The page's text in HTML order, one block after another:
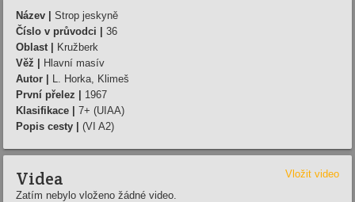
Název |
Strop jeskyně
Číslo v průvodci |
36
Oblast |
Kružberk
Věž |
Hlavní masív
Autor |
L. Horka, Klimeš
První přelez |
1967
Klasifikace |
7+ (UIAA)
Popis cesty |
(VI A2)
Videa
Vložit video
Zatím nebylo vloženo žádné video.